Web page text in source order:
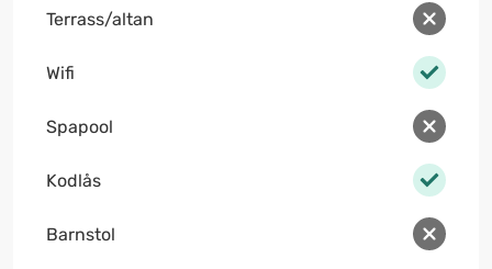
Terrass/altan
Wifi
Spapool
Kodlås
Barnstol